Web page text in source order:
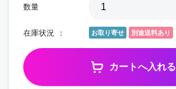
数量
在庫状況 お取り寄せ 別途送料あり
カートへ入れる